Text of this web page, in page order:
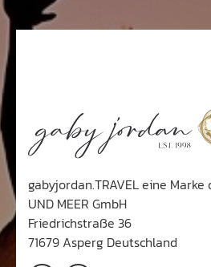
gabyjordan.TRAVEL eine Marke
UND MEER GmbH
Friedrichstraße 36
71679 Asperg Deutschland